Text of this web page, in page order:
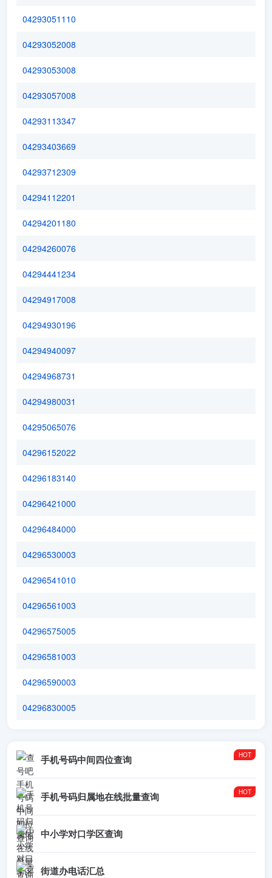
04293051110
04293052008
04293053008
04293057008
04293113347
04293403669
04293712309
04294112201
04294201180
04294260076
04294441234
04294917008
04294930196
04294940097
04294968731
04294980031
04295065076
04296152022
04296183140
04296421000
04296484000
04296530003
04296541010
04296561003
04296575005
04296581003
04296590003
04296830005
手机号码中间四位查询
手机号码归属地在线批量查询
中小学对口学区查询
街道办电话汇总